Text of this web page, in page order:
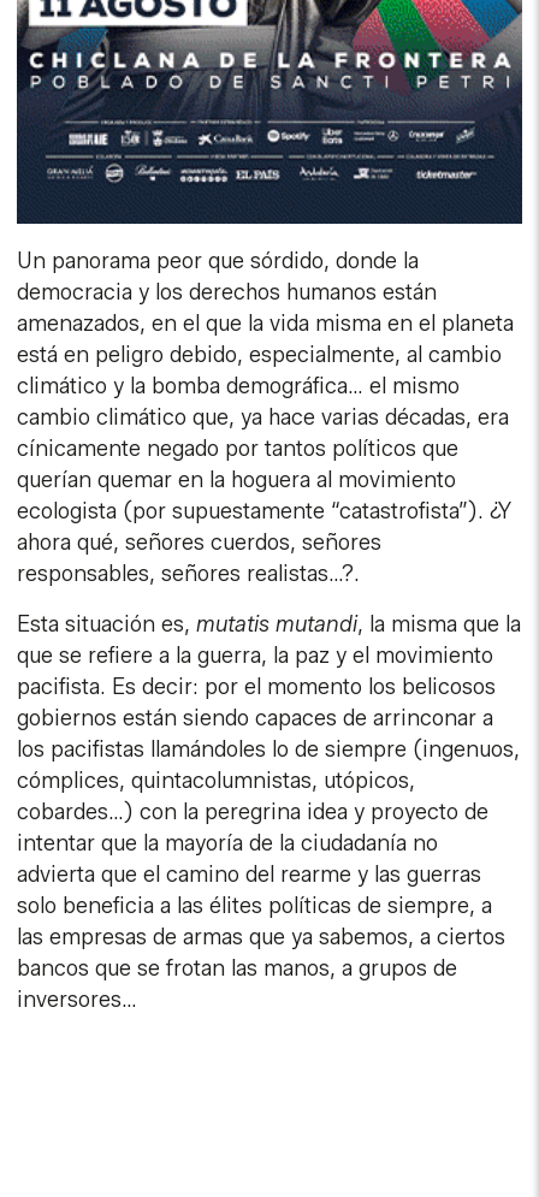
Un panorama peor que sórdido, donde la
democracia y los derechos humanos están
amenazados, en el que la vida misma en el planeta
está en peligro debido, especialmente, al cambio
climático y la bomba demográfica… el mismo
cambio climático que, ya hace varias décadas, era
cínicamente negado por tantos políticos que
querían quemar en la hoguera al movimiento
ecologista (por supuestamente “catastrofista”). ¿Y
ahora qué, señores cuerdos, señores
responsables, señores realistas…?.
Esta situación es,mutatis mutandi, la misma que la
que se refiere a la guerra, la paz y el movimiento
pacifista. Es decir: por el momento los belicosos
gobiernos están siendo capaces de arrinconar a
los pacifistas llamándoles lo de siempre (ingenuos,
cómplices, quintacolumnistas, utópicos,
cobardes…) con la peregrina idea y proyecto de
intentar que la mayoría de la ciudadanía no
advierta que el camino del rearme y las guerras
solo beneficia a las élites políticas de siempre, a
las empresas de armas que ya sabemos, a ciertos
bancos que se frotan las manos, a grupos de
inversores…